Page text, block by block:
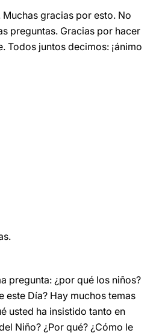
Muchas gracias por esto. No
preguntas. Gracias por hacer
Todos juntos decimos: ¡ánimo
pregunta: ¿por qué los niños?
este Día? Hay muchos temas
usted ha insistido tanto en
Niño? ¿Por qué? ¿Cómo le